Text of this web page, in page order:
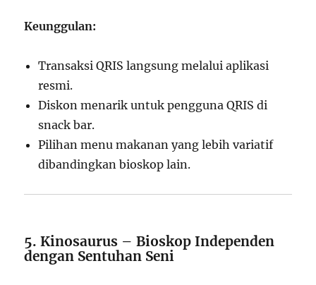
Keunggulan:
Transaksi QRIS langsung melalui aplikasi
resmi.
Diskon menarik untuk pengguna QRIS di
snack bar.
Pilihan menu makanan yang lebih variatif
dibandingkan bioskop lain.
5. Kinosaurus – Bioskop Independen
dengan Sentuhan Seni